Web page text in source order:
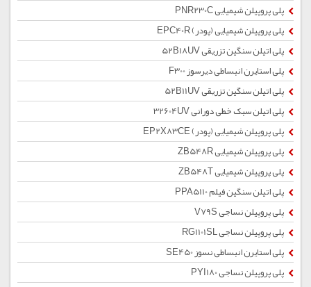
پلی پروپیلن شیمیایی PNR230C
پلی پروپیلن شیمیایی (پودر) EPC40R
پلی اتیلن سنگین تزریقی 52B18UV
پلی استایرن انبساطی دیرسوز F300
پلی اتیلن سنگین تزریقی 52B11UV
پلی اتیلن سبک خطی دورانی 32604UV
پلی پروپیلن شیمیایی (پودر) EP2X83CE
پلی پروپیلن شیمیایی ZB548R
پلی پروپیلن شیمیایی ZB548T
پلی اتیلن سنگین فیلم PPA5110
پلی پروپیلن نساجی V79S
پلی پروپیلن نساجی RG1101SL
پلی استایرن انبساطی نسوز SE450
پلی پروپیلن نساجی PYI180